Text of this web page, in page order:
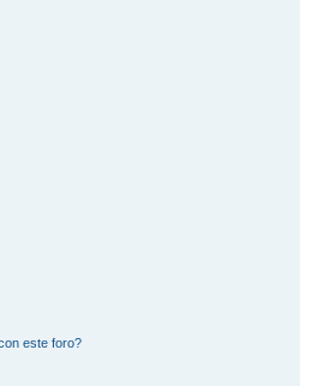
este foro?